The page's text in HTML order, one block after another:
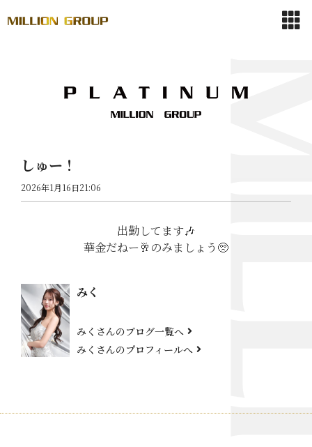
しゅー！
2026年1月16日21:06
出勤してます🎶
華金だねー🥂のみましょう🥺
みく
みくさんのブログ一覧へ
みくさんのプロフィールへ